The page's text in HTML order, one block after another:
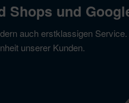
Shops und
auch erstklassigen
unserer Kunden.